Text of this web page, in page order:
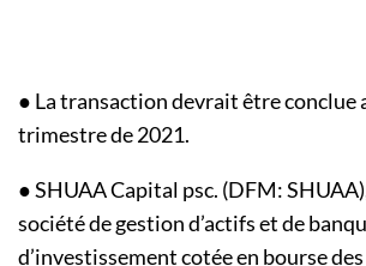
● La transaction devrait être conclue
trimestre de 2021.
● SHUAA Capital psc. (DFM:
société de gestion d’actifs et de
d’investissement cotée en bourse